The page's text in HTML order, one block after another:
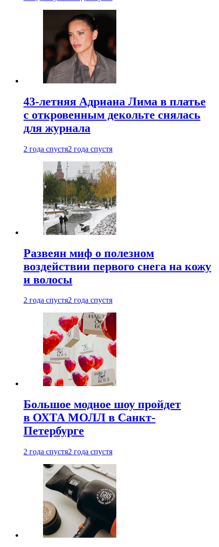
43-летняя Адриана Лима в платье
с откровенным декольте снялась
для журнала
2 года спустя2 года спустя
Развеян миф о полезном
воздействии первого снега на кожу
и волосы
2 года спустя2 года спустя
Большое модное шоу пройдет
в ОХТА МОЛЛ в Санкт-
Петербурге
2 года спустя2 года спустя